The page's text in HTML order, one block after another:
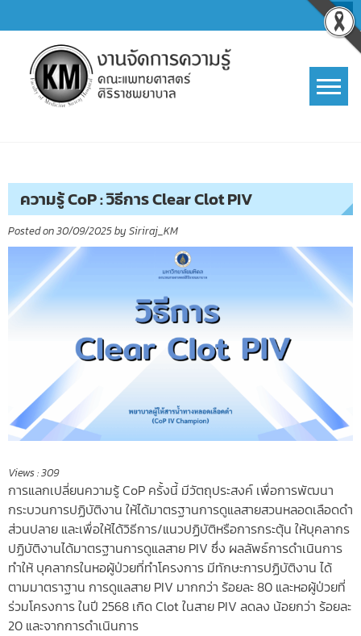
to
content
ความรู้ CoP : วิธีการ Clear Clot PIV
Posted on30/09/2025by Siriraj_KM
Views :309
การแลกเปลี่ยนความรู้ CoP ครั้งนี้ มีวัตถุประสงค์ เพื่อการพัฒนา
กระบวนการปฏิบัติงาน ให้ได้มาตรฐานการดูแลสายสวนหลอดเลือดดำ
ส่วนปลาย และเพื่อให้ได้วิธีการ/แนวปฏิบัติหรือการกระตุ้น ให้บุคลากร
ปฏิบัติงานได้มาตรฐานการดูแลสาย PIV ซึ่ง ผลลัพธ์การดำเนินการ
ทำให้ บุคลากรในหอผู้ป่วยที่ทำโครงการ มีทักษะการปฏิบัติงาน ได้
ตามมาตราฐาน การดูแลสาย PIV มากกว่า ร้อยละ 80 และหอผู้ป่วยที่
ร่วมโครงการ ในปี 2568 เกิด Clot ในสาย PIV ลดลง น้อยกว่า ร้อยละ
20 และจากการดำเนินการ